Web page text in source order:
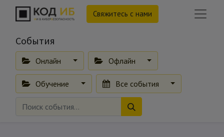
Свяжитесь с нами
События
Онлайн Офлайн
Обучение Все события